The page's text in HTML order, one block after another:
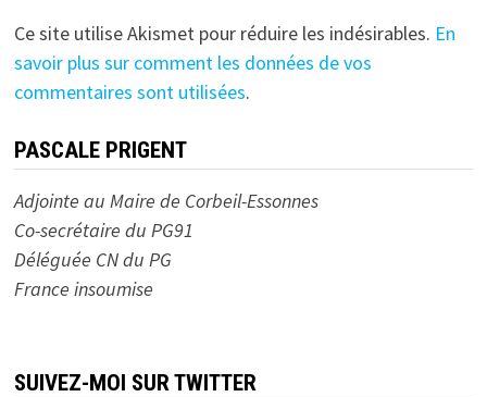
Ce site utilise Akismet pour réduire les indésirables. En
savoir plus sur comment les données de vos
commentaires sont utilisées.
PASCALE PRIGENT
Adjointe au Maire de Corbeil-Essonnes
Co-secrétaire du PG91
Déléguée CN du PG
France insoumise
SUIVEZ-MOI SUR TWITTER